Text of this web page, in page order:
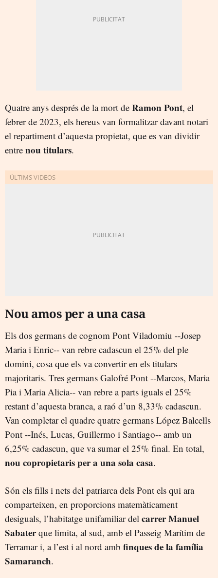
Quatre anys després de la mort de Ramon Pont, el
febrer de 2023, els hereus van formalitzar davant notari
el repartiment d’aquesta propietat, que es van dividir
entre nou titulars.
Nou amos per a una casa
Els dos germans de cognom Pont Viladomiu --Josep
Maria i Enric-- van rebre cadascun el 25% del ple
domini, cosa que els va convertir en els titulars
majoritaris. Tres germans Galofré Pont --Marcos, Maria
Pia i Maria Alicia-- van rebre a parts iguals el 25%
restant d’aquesta branca, a raó d’un 8,33% cadascun.
Van completar el quadre quatre germans López Balcells
Pont --Inés, Lucas, Guillermo i Santiago-- amb un
6,25% cadascun, que va sumar el 25% final. En total,
nou copropietaris per a una sola casa.
Són els fills i nets del patriarca dels Pont els qui ara
comparteixen, en proporcions matemàticament
desiguals, l’habitatge unifamiliar del carrer Manuel
Sabaterque limita, al sud, amb el Passeig Marítim de
Terramar i, a l’est i al nord amb finques de la família
Samaranch.